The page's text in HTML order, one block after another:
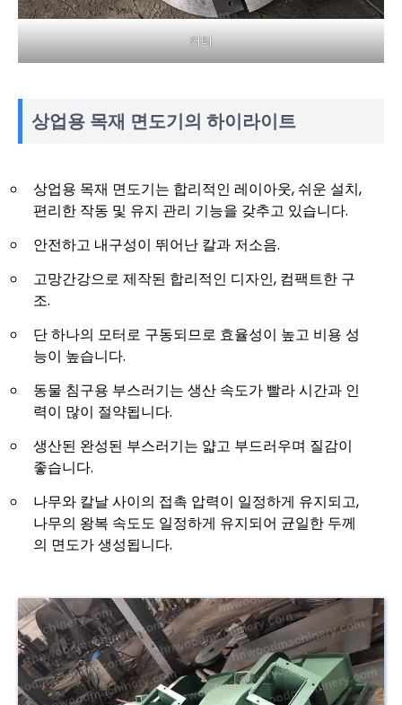
커터
상업용 목재 면도기의 하이라이트
상업용 목재 면도기는 합리적인 레이아웃, 쉬운 설치,
편리한 작동 및 유지 관리 기능을 갖추고 있습니다.
안전하고 내구성이 뛰어난 칼과 저소음.
고망간강으로 제작된 합리적인 디자인, 컴팩트한 구
조.
단 하나의 모터로 구동되므로 효율성이 높고 비용 성
능이 높습니다.
동물 침구용 부스러기는 생산 속도가 빨라 시간과 인
력이 많이 절약됩니다.
생산된 완성된 부스러기는 얇고 부드러우며 질감이
좋습니다.
나무와 칼날 사이의 접촉 압력이 일정하게 유지되고,
나무의 왕복 속도도 일정하게 유지되어 균일한 두께
의 면도가 생성됩니다.